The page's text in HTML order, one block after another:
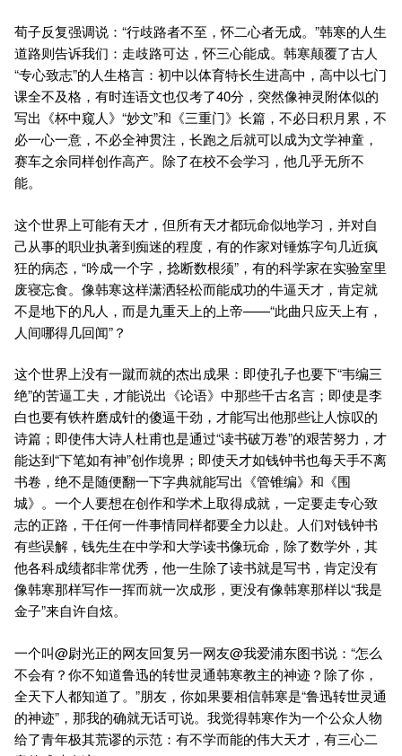
荀子反复强调说：“行歧路者不至，怀二心者无成。”韩寒的人生
道路则告诉我们：走歧路可达，怀三心能成。韩寒颠覆了古人
“专心致志”的人生格言：初中以体育特长生进高中，高中以七门
课全不及格，有时连语文也仅考了40分，突然像神灵附体似的
写出《杯中窥人》“妙文”和《三重门》长篇，不必日积月累，不
必一心一意，不必全神贯注，长跑之后就可以成为文学神童，
赛车之余同样创作高产。除了在校不会学习，他几乎无所不
能。
这个世界上可能有天才，但所有天才都玩命似地学习，并对自
己从事的职业执著到痴迷的程度，有的作家对锤炼字句几近疯
狂的病态，“吟成一个字，捻断数根须”，有的科学家在实验室里
废寝忘食。像韩寒这样潇洒轻松而能成功的牛逼天才，肯定就
不是地下的凡人，而是九重天上的上帝——“此曲只应天上有，
人间哪得几回闻”？
这个世界上没有一蹴而就的杰出成果：即使孔子也要下“韦编三
绝”的苦逼工夫，才能说出《论语》中那些千古名言；即使是李
白也要有铁杵磨成针的傻逼干劲，才能写出他那些让人惊叹的
诗篇；即使伟大诗人杜甫也是通过“读书破万卷”的艰苦努力，才
能达到“下笔如有神”创作境界；即使天才如钱钟书也每天手不离
书卷，绝不是随便翻一下字典就能写出《管锥编》和《围
城》。一个人要想在创作和学术上取得成就，一定要走专心致
志的正路，干任何一件事情同样都要全力以赴。人们对钱钟书
有些误解，钱先生在中学和大学读书像玩命，除了数学外，其
他各科成绩都非常优秀，他一生除了读书就是写书，肯定没有
像韩寒那样写作一挥而就一次成形，更没有像韩寒那样以“我是
金子”来自许自炫。
一个叫@尉光正的网友回复另一网友@我爱浦东图书说：“怎么
不会有？你不知道鲁迅的转世灵通韩寒教主的神迹？除了你，
全天下人都知道了。”朋友，你如果要相信韩寒是“鲁迅转世灵通
的神迹”，那我的确就无话可说。我觉得韩寒作为一个公众人物
给了青年极其荒谬的示范：有不学而能的伟大天才，有三心二